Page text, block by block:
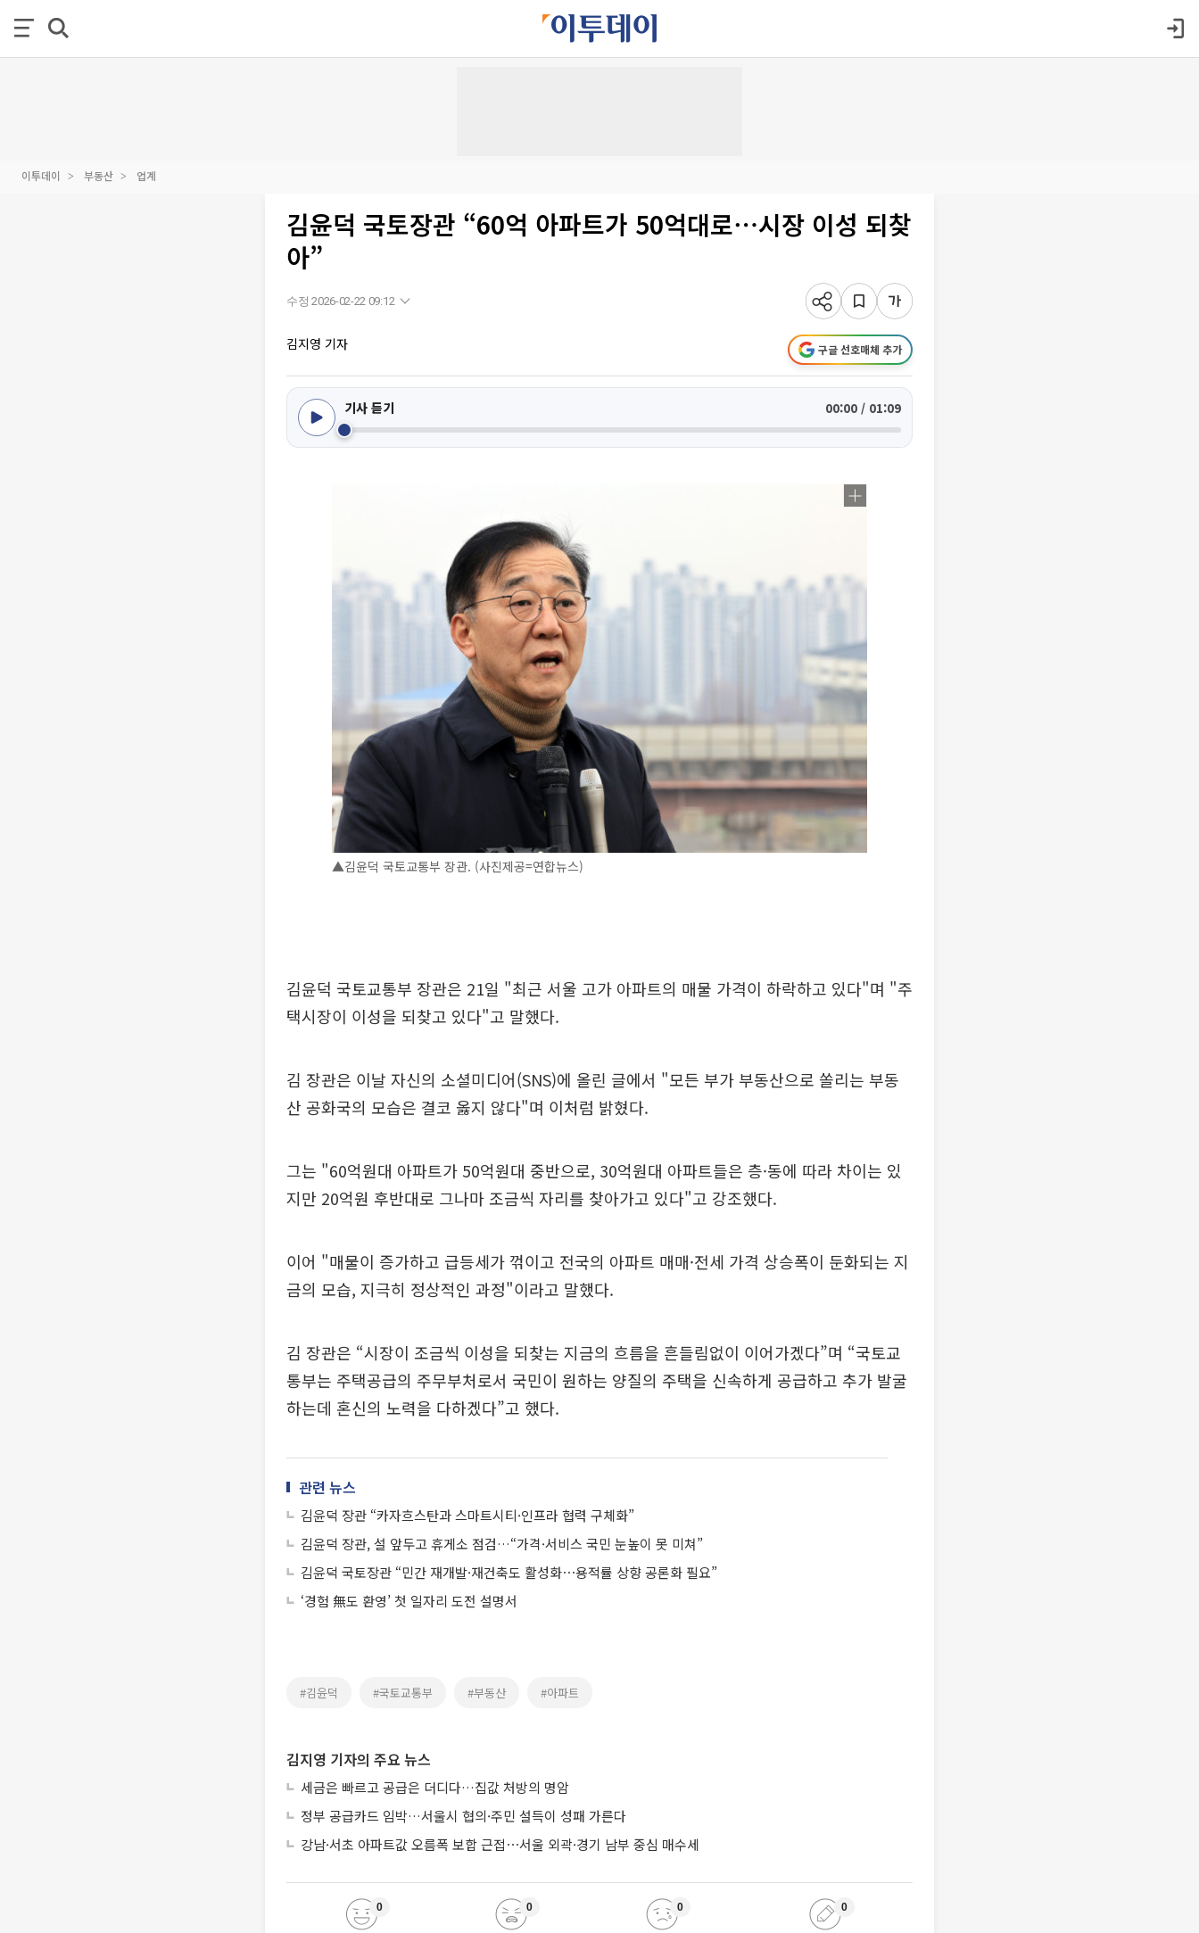
이투데이 부동산 업계
김윤덕 국토장관 “60억 아파트가 50억대로⋯시장 이성 되찾
아”
수정 2026-02-22 09:12
김지영 기자 구글 선호매체 추가
기사 듣기 00:00 / 01:09
▲김윤덕 국토교통부 장관. (사진제공=연합뉴스)
김윤덕 국토교통부 장관은 21일 "최근 서울 고가 아파트의 매물 가격이 하락하고 있다"며 "주
택시장이 이성을 되찾고 있다"고 말했다.
김 장관은 이날 자신의 소셜미디어(SNS)에 올린 글에서 "모든 부가 부동산으로 쏠리는 부동
산 공화국의 모습은 결코 옳지 않다"며 이처럼 밝혔다.
그는 "60억원대 아파트가 50억원대 중반으로, 30억원대 아파트들은 층·동에 따라 차이는 있
지만 20억원 후반대로 그나마 조금씩 자리를 찾아가고 있다"고 강조했다.
이어 "매물이 증가하고 급등세가 꺾이고 전국의 아파트 매매·전세 가격 상승폭이 둔화되는 지
금의 모습, 지극히 정상적인 과정"이라고 말했다.
김 장관은 “시장이 조금씩 이성을 되찾는 지금의 흐름을 흔들림없이 이어가겠다”며 “국토교
통부는 주택공급의 주무부처로서 국민이 원하는 양질의 주택을 신속하게 공급하고 추가 발굴
하는데 혼신의 노력을 다하겠다”고 했다.
관련 뉴스
김윤덕 장관 “카자흐스탄과 스마트시티·인프라 협력 구체화”
김윤덕 장관, 설 앞두고 휴게소 점검…“가격·서비스 국민 눈높이 못 미쳐”
김윤덕 국토장관 “민간 재개발·재건축도 활성화⋯용적률 상향 공론화 필요”
‘경험 無도 환영’ 첫 일자리 도전 설명서
#김윤덕 #국토교통부 #부동산 #아파트
김지영 기자의 주요 뉴스
세금은 빠르고 공급은 더디다…집값 처방의 명암
정부 공급카드 임박…서울시 협의·주민 설득이 성패 가른다
강남·서초 아파트값 오름폭 보합 근접⋯서울 외곽·경기 남부 중심 매수세
0 0 0 0